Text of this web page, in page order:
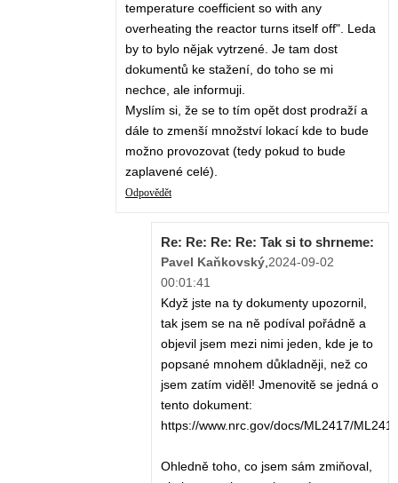
temperature coefficient so with any
overheating the reactor turns itself off". Leda
by to bylo nějak vytrzené. Je tam dost
dokumentů ke stažení, do toho se mi
nechce, ale informuji.
Myslím si, že se to tím opět dost prodraží a
dále to zmenší množství lokací kde to bude
možno provozovat (tedy pokud to bude
zaplavené celé).
Odpovědět
Re: Re: Re: Re: Tak si to shrneme:
Pavel Kaňkovský 2024-09-02
00:01:41
Když jste na ty dokumenty upozornil,
tak jsem se na ně podíval pořádně a
objevil jsem mezi nimi jeden, kde je to
popsané mnohem důkladněji, než co
jsem zatím viděl! Jmenovitě se jedná o
tento dokument:
https://www.nrc.gov/docs/ML2417/
Ohledně toho, co jsem sám zmiňoval,